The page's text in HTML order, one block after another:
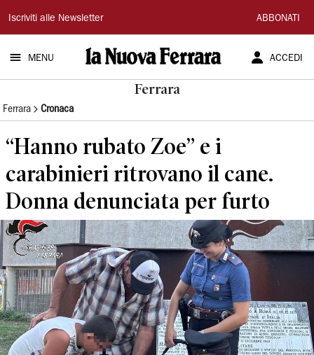
La
Nuova
Ferrara
Iscriviti alle Newsletter ABBONATI
MENU ACCEDI
Ferrara
Ferrara Cronaca
“Hanno rubato Zoe” e i
carabinieri ritrovano il cane.
Donna denunciata per furto